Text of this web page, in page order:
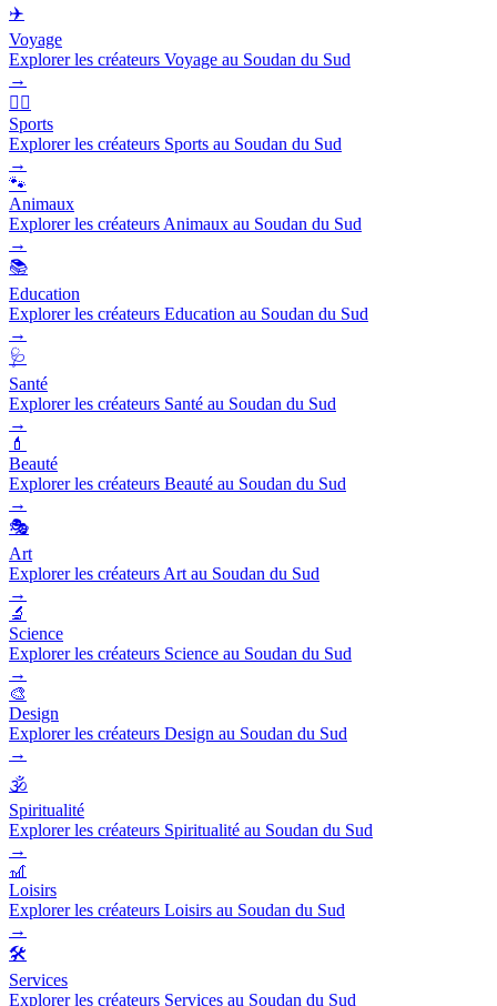
✈️
Voyage
Explorer les créateurs Voyage au Soudan du Sud
→
🏃‍♂️
Sports
Explorer les créateurs Sports au Soudan du Sud
→
🐾
Animaux
Explorer les créateurs Animaux au Soudan du Sud
→
📚
Education
Explorer les créateurs Education au Soudan du Sud
→
🩺
Santé
Explorer les créateurs Santé au Soudan du Sud
→
💄
Beauté
Explorer les créateurs Beauté au Soudan du Sud
→
🎭
Art
Explorer les créateurs Art au Soudan du Sud
→
🔬
Science
Explorer les créateurs Science au Soudan du Sud
→
🎨
Design
Explorer les créateurs Design au Soudan du Sud
→
🕉️
Spiritualité
Explorer les créateurs Spiritualité au Soudan du Sud
→
🎢
Loisirs
Explorer les créateurs Loisirs au Soudan du Sud
→
🛠️
Services
Explorer les créateurs Services au Soudan du Sud